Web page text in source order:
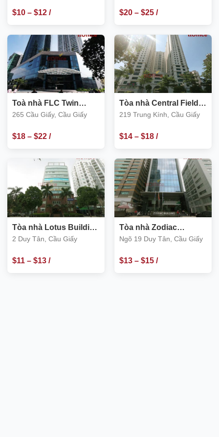
$10– $12/
m2
$20– $25/
m2
Toà nhà FLC Twin
Towers 265 Cầu Giấy
265 Cầu Giấy, Cầu Giấy
$18– $22/
Tòa nhà Central Field
219 Trung Kính, Cầu
219 Trung Kính, Cầu Giấy
$14– $18/
m2
Tòa nhà Lotus Building
Số 2 Duy Tân, Cầu Giấy
2 Duy Tân, Cầu Giấy
$11– $13/
Tòa nhà Zodiac
Building, Ngõ 19 Duy
Ngõ 19 Duy Tân, Cầu Giấy
$13– $15/